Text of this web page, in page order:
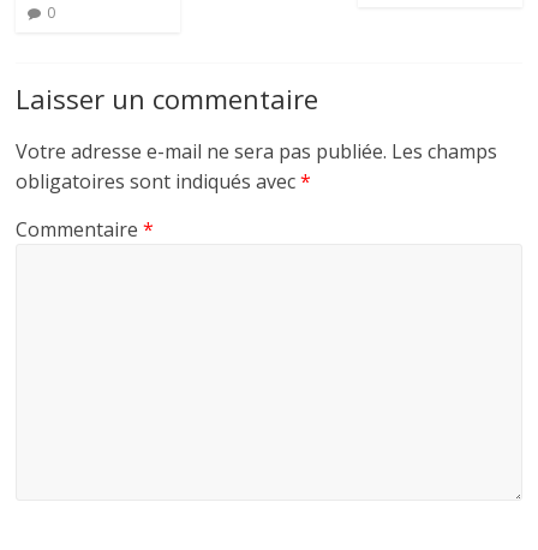
0
Laisser un commentaire
Votre adresse e-mail ne sera pas publiée. Les champs
obligatoires sont indiqués avec*
Commentaire*